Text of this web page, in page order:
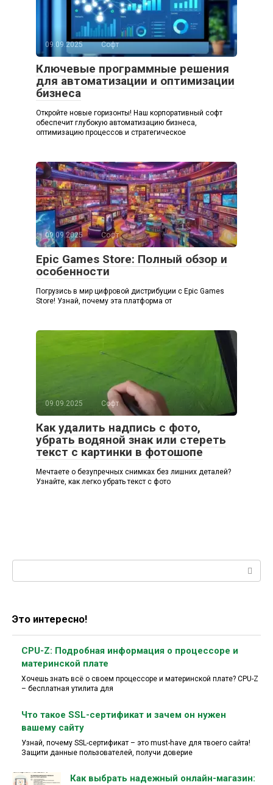
09.09.2025 Софт
Ключевые программные решения
для автоматизации и оптимизации
бизнеса
Откройте новые горизонты! Наш корпоративный софт
обеспечит глубокую автоматизацию бизнеса,
оптимизацию процессов и стратегическое
09.09.2025 Софт
Epic Games Store: Полный обзор и
особенности
Погрузись в мир цифровой дистрибуции с Epic Games
Store! Узнай, почему эта платформа от
09.09.2025 Софт
Как удалить надпись с фото,
убрать водяной знак или стереть
текст с картинки в фотошопе
Мечтаете о безупречных снимках без лишних деталей?
Узнайте, как легко убрать текст с фото
Это интересно!
CPU-Z: Подробная информация о процессоре и
материнской плате
Хочешь знать всё о своем процессоре и материнской плате? CPU-Z
– бесплатная утилита для
Что такое SSL-сертификат и зачем он нужен
вашему сайту
Узнай, почему SSL-сертификат – это must-have для твоего сайта!
Защити данные пользователей, получи доверие
Как выбрать надежный онлайн-магазин: